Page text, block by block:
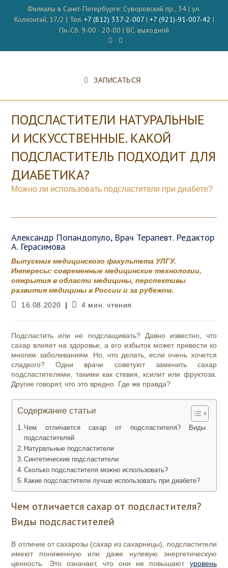
содержимому
Филиалы в Санкт-Петербурге: Суворовский пр., 34 | ул.
Коллонтай, 17/2 | Тел. +7 (812) 337-2-007| +7 (921)-91-007-42 |
Пн.-Сб. 9-00 - 20-00 | ВС. выходной
ЗАПИСАТЬСЯ
ПОДСЛАСТИТЕЛИ НАТУРАЛЬНЫЕ
И ИСКУССТВЕННЫЕ. КАКОЙ
ПОДСЛАСТИТЕЛЬ ПОДХОДИТ ДЛЯ
ДИАБЕТИКА?
Можно ли использовать подсластители при диабете?
Александр Попандопуло, Врач Терапевт. Редактор
А. Герасимова
Выпускник медицинского факультета УЛГУ.
Интересы: современные медицинские технологии,
открытия в области медицины, перспективы
развития медицины в России и за рубежом.
Запись
16.08.2020
Время
4 мин. чтения
Подсластить или не подслащивать? Давно известно, что
сахар влияет на здоровье, а его избыток может привести ко
многим заболеваниям. Но, что делать, если очень хочется
сладкого? Одни врачи советуют заменить сахар
подсластителями, такими как стевия, ксилит или фруктоза.
Другие говорят, что это вредно. Где же правда?
Содержание статьи
Чем отличается сахар от подсластителя? Виды
подсластителей
Натуральные подсластители
Синтетические подсластители
Сколько подсластителя можно использовать?
Какие подсластители лучше использовать при диабете?
Чем отличается сахар от подсластителя?
Виды подсластителей
В отличие от сахарозы (сахар из сахарницы), подсластители
имеют пониженную или даже нулевую энергетическую
ценность. Это означает, что они не повышают уровень